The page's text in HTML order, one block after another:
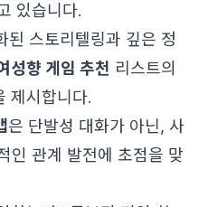
있습니다.
된 스토리텔링과 깊은 정
성향 게임 추천 리스트의
제시합니다.
은 단발성 대화가 아닌, 사
인 관계 발전에 초점을 맞